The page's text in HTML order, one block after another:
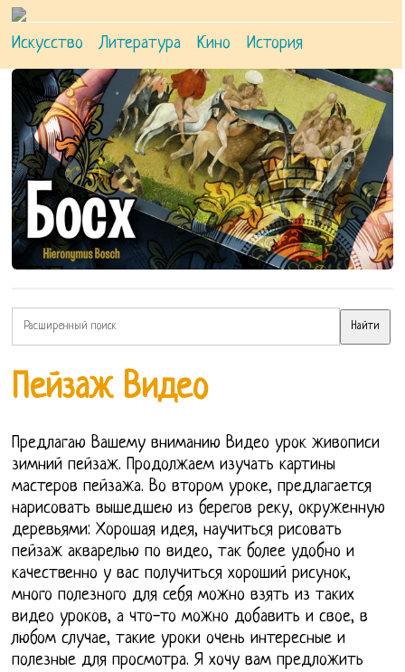
Искусство Литература Кино История
Пейзаж Видео
Предлагаю Вашему вниманию Видео урок живописи
зимний пейзаж. Продолжаем изучать картины
мастеров пейзажа. Во втором уроке, предлагается
нарисовать вышедшею из берегов реку, окруженную
деревьями: Хорошая идея, научиться рисовать
пейзаж акварелью по видео, так более удобно и
качественно у вас получиться хороший рисунок,
много полезного для себя можно взять из таких
видео уроков, а что-то можно добавить и свое, в
любом случае, такие уроки очень интересные и
полезные для просмотра. Я хочу вам предложить